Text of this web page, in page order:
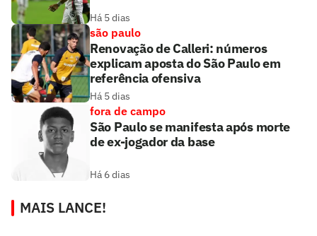
Há 5 dias
são paulo
Renovação de Calleri: números
explicam aposta do São Paulo em
referência ofensiva
Há 5 dias
fora de campo
São Paulo se manifesta após morte
de ex-jogador da base
Há 6 dias
MAIS LANCE!